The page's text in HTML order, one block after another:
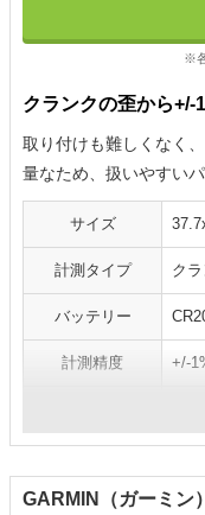
※
クランクの歪から+/-
取り付けも難しくなく
量なため、扱いやすい
サイズ
計測タイプ ク
バッテリー
計測精度 +/-
GARMIN（ガーミン